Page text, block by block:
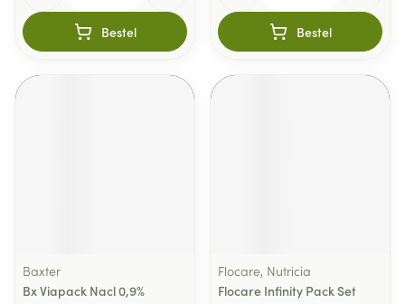
Bestel Bestel
Baxter
Bx Viapack Nacl 0,9%
Flocare, Nutricia
Flocare Infinity Pack Set